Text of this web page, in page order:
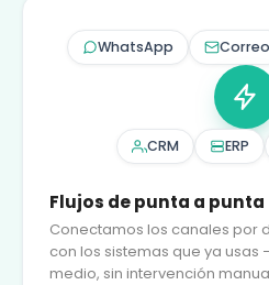
WhatsApp Correo
CRM ERP
Flujos de punta a punta
Conectamos los canales por
con los sistemas que ya usas
medio, sin intervención